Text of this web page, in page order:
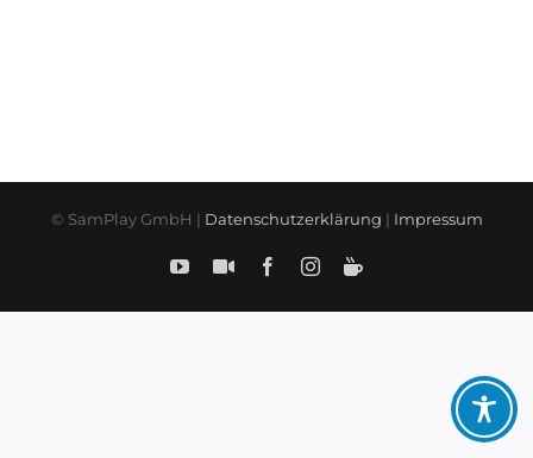
© SamPlay GmbH | Datenschutzerklärung | Impressum
YouTubeSamPlayFacebookInstagramBuyMeCoffe